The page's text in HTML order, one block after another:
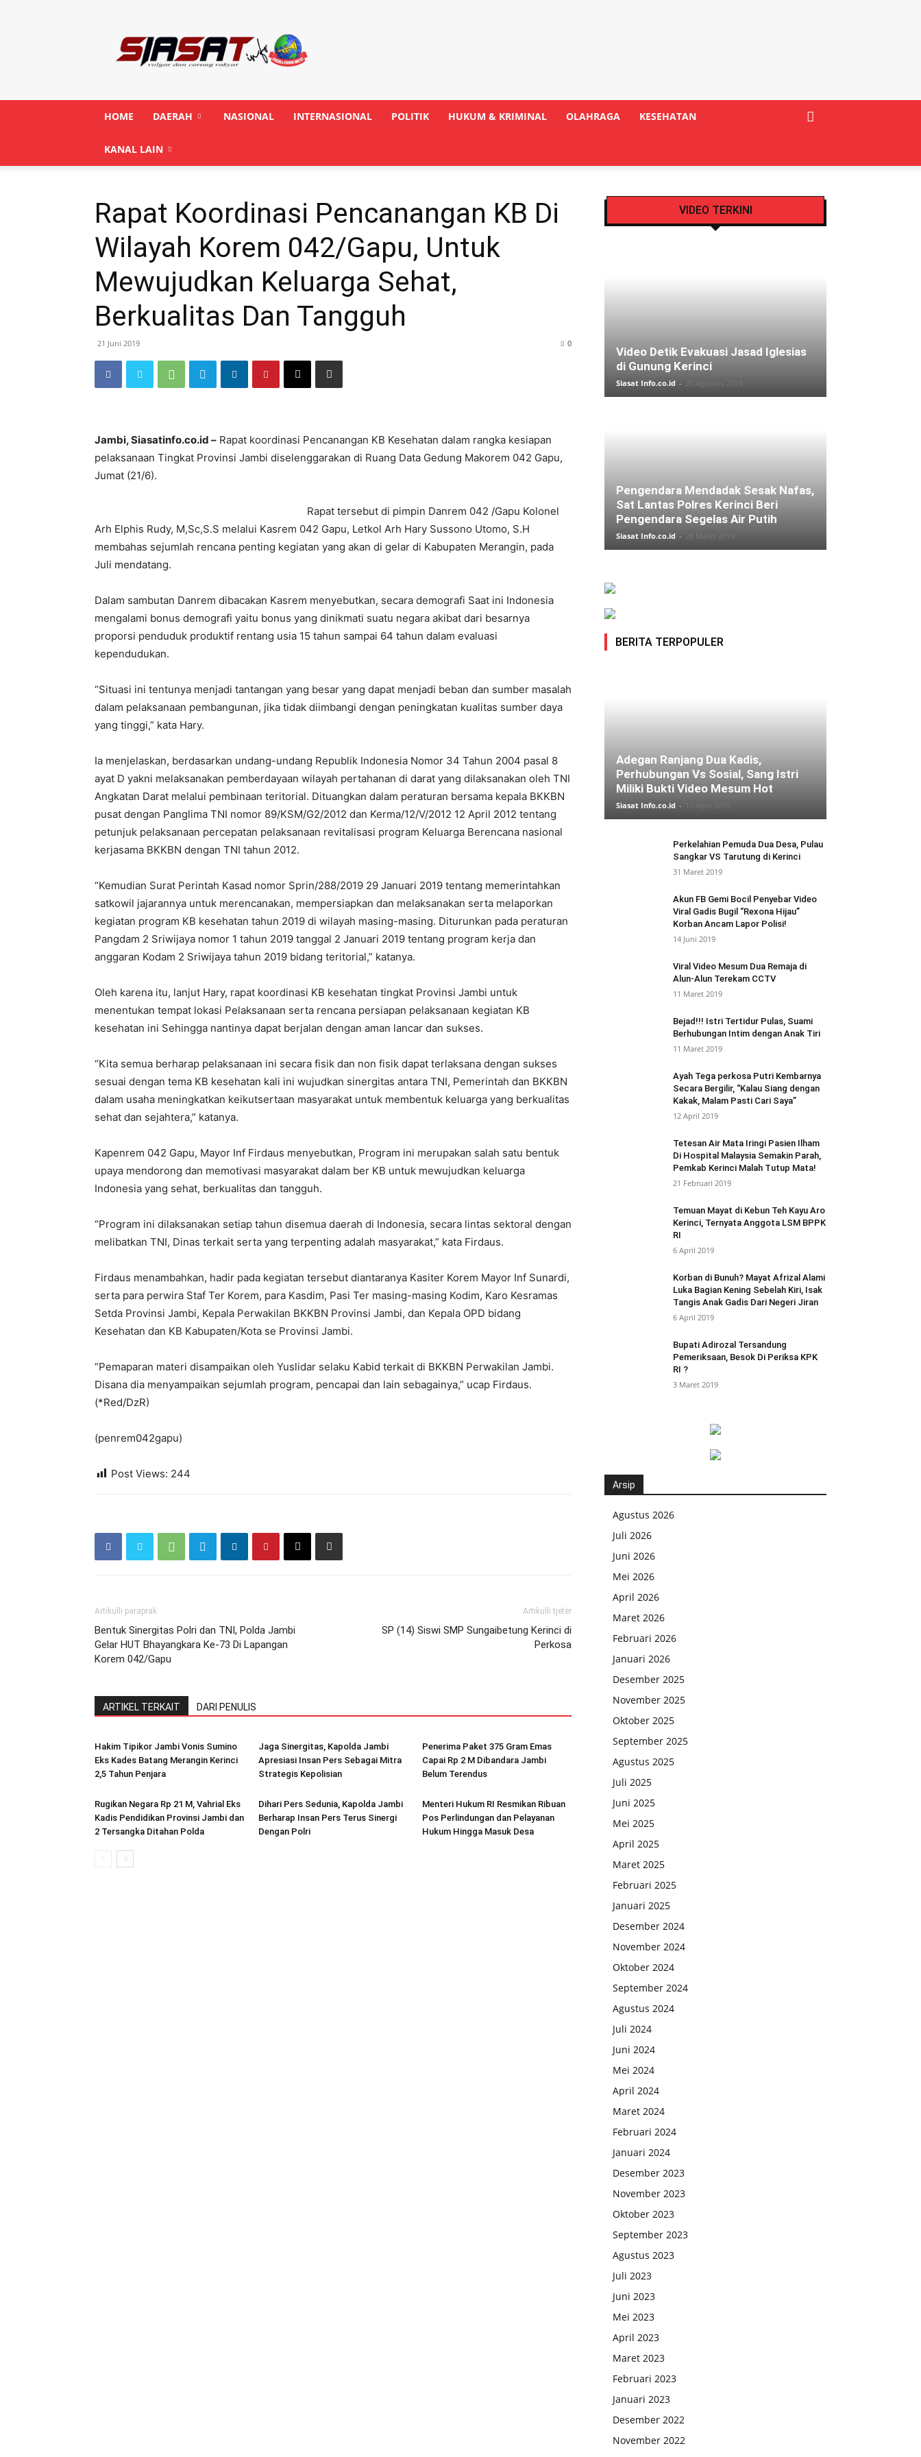
HOME DAERAH NASIONAL INTERNASIONAL POLITIK HUKUM & KRIMINAL OLAHRAGA KESEHATAN
KANAL LAIN
Rapat Koordinasi Pencanangan KB Di
Wilayah Korem 042/Gapu, Untuk
Mewujudkan Keluarga Sehat,
Berkualitas Dan Tangguh
21 Juni 2019 0
Jambi, Siasatinfo.co.id – Rapat koordinasi Pencanangan KB Kesehatan dalam rangka kesiapan
pelaksanaan Tingkat Provinsi Jambi diselenggarakan di Ruang Data Gedung Makorem 042 Gapu,
Jumat (21/6).
Rapat tersebut di pimpin Danrem 042 /Gapu Kolonel
Arh Elphis Rudy, M,Sc,S.S melalui Kasrem 042 Gapu, Letkol Arh Hary Sussono Utomo, S.H
membahas sejumlah rencana penting kegiatan yang akan di gelar di Kabupaten Merangin, pada
Juli mendatang.
Dalam sambutan Danrem dibacakan Kasrem menyebutkan, secara demografi Saat ini Indonesia
mengalami bonus demografi yaitu bonus yang dinikmati suatu negara akibat dari besarnya
proporsi penduduk produktif rentang usia 15 tahun sampai 64 tahun dalam evaluasi
kependudukan.
“Situasi ini tentunya menjadi tantangan yang besar yang dapat menjadi beban dan sumber masalah
dalam pelaksanaan pembangunan, jika tidak diimbangi dengan peningkatan kualitas sumber daya
yang tinggi,” kata Hary.
Ia menjelaskan, berdasarkan undang-undang Republik Indonesia Nomor 34 Tahun 2004 pasal 8
ayat D yakni melaksanakan pemberdayaan wilayah pertahanan di darat yang dilaksanakan oleh TNI
Angkatan Darat melalui pembinaan teritorial. Dituangkan dalam peraturan bersama kepala BKKBN
pusat dengan Panglima TNI nomor 89/KSM/G2/2012 dan Kerma/12/V/2012 12 April 2012 tentang
petunjuk pelaksanaan percepatan pelaksanaan revitalisasi program Keluarga Berencana nasional
kerjasama BKKBN dengan TNI tahun 2012.
“Kemudian Surat Perintah Kasad nomor Sprin/288/2019 29 Januari 2019 tentang memerintahkan
satkowil jajarannya untuk merencanakan, mempersiapkan dan melaksanakan serta melaporkan
kegiatan program KB kesehatan tahun 2019 di wilayah masing-masing. Diturunkan pada peraturan
Pangdam 2 Sriwijaya nomor 1 tahun 2019 tanggal 2 Januari 2019 tentang program kerja dan
anggaran Kodam 2 Sriwijaya tahun 2019 bidang teritorial,” katanya.
Oleh karena itu, lanjut Hary, rapat koordinasi KB kesehatan tingkat Provinsi Jambi untuk
menentukan tempat lokasi Pelaksanaan serta rencana persiapan pelaksanaan kegiatan KB
kesehatan ini Sehingga nantinya dapat berjalan dengan aman lancar dan sukses.
“Kita semua berharap pelaksanaan ini secara fisik dan non fisik dapat terlaksana dengan sukses
sesuai dengan tema KB kesehatan kali ini wujudkan sinergitas antara TNI, Pemerintah dan BKKBN
dalam usaha meningkatkan keikutsertaan masyarakat untuk membentuk keluarga yang berkualitas
sehat dan sejahtera,” katanya.
Kapenrem 042 Gapu, Mayor Inf Firdaus menyebutkan, Program ini merupakan salah satu bentuk
upaya mendorong dan memotivasi masyarakat dalam ber KB untuk mewujudkan keluarga
Indonesia yang sehat, berkualitas dan tangguh.
“Program ini dilaksanakan setiap tahun disemua daerah di Indonesia, secara lintas sektoral dengan
melibatkan TNI, Dinas terkait serta yang terpenting adalah masyarakat,” kata Firdaus.
Firdaus menambahkan, hadir pada kegiatan tersebut diantaranya Kasiter Korem Mayor Inf Sunardi,
serta para perwira Staf Ter Korem, para Kasdim, Pasi Ter masing-masing Kodim, Karo Kesramas
Setda Provinsi Jambi, Kepala Perwakilan BKKBN Provinsi Jambi, dan Kepala OPD bidang
Kesehatan dan KB Kabupaten/Kota se Provinsi Jambi.
“Pemaparan materi disampaikan oleh Yuslidar selaku Kabid terkait di BKKBN Perwakilan Jambi.
Disana dia menyampaikan sejumlah program, pencapai dan lain sebagainya,” ucap Firdaus.
(*Red/DzR)
(penrem042gapu)
Post Views: 244
Artikulli paraprak
Bentuk Sinergitas Polri dan TNI, Polda Jambi
Gelar HUT Bhayangkara Ke-73 Di Lapangan
Korem 042/Gapu
Artikulli tjetër
SP (14) Siswi SMP Sungaibetung Kerinci di
Perkosa
ARTIKEL TERKAIT DARI PENULIS
Hakim Tipikor Jambi Vonis Sumino
Eks Kades Batang Merangin Kerinci
2,5 Tahun Penjara
Jaga Sinergitas, Kapolda Jambi
Apresiasi Insan Pers Sebagai Mitra
Strategis Kepolisian
Penerima Paket 375 Gram Emas
Capai Rp 2 M Dibandara Jambi
Belum Terendus
Rugikan Negara Rp 21 M, Vahrial Eks
Kadis Pendidikan Provinsi Jambi dan
2 Tersangka Ditahan Polda
Dihari Pers Sedunia, Kapolda Jambi
Berharap Insan Pers Terus Sinergi
Dengan Polri
Menteri Hukum RI Resmikan Ribuan
Pos Perlindungan dan Pelayanan
Hukum Hingga Masuk Desa
VIDEO TERKINI
Video Detik Evakuasi Jasad Iglesias
di Gunung Kerinci
Siasat Info.co.id -
Pengendara Mendadak Sesak Nafas,
Sat Lantas Polres Kerinci Beri
Pengendara Segelas Air Putih
Siasat Info.co.id -
BERITA TERPOPULER
Adegan Ranjang Dua Kadis,
Perhubungan Vs Sosial, Sang Istri
Miliki Bukti Video Mesum Hot
Siasat Info.co.id -
Perkelahian Pemuda Dua Desa, Pulau
Sangkar VS Tarutung di Kerinci
31 Maret 2019
Akun FB Gemi Bocil Penyebar Video
Viral Gadis Bugil “Rexona Hijau”
Korban Ancam Lapor Polisi!
14 Juni 2019
Viral Video Mesum Dua Remaja di
Alun-Alun Terekam CCTV
11 Maret 2019
Bejad!!! Istri Tertidur Pulas, Suami
Berhubungan Intim dengan Anak Tiri
11 Maret 2019
Ayah Tega perkosa Putri Kembarnya
Secara Bergilir, “Kalau Siang dengan
Kakak, Malam Pasti Cari Saya”
12 April 2019
Tetesan Air Mata Iringi Pasien Ilham
Di Hospital Malaysia Semakin Parah,
Pemkab Kerinci Malah Tutup Mata!
21 Februari 2019
Temuan Mayat di Kebun Teh Kayu Aro
Kerinci, Ternyata Anggota LSM BPPK
RI
6 April 2019
Korban di Bunuh? Mayat Afrizal Alami
Luka Bagian Kening Sebelah Kiri, Isak
Tangis Anak Gadis Dari Negeri Jiran
6 April 2019
Bupati Adirozal Tersandung
Pemeriksaan, Besok Di Periksa KPK
RI ?
3 Maret 2019
Arsip
Agustus 2026
Juli 2026
Juni 2026
Mei 2026
April 2026
Maret 2026
Februari 2026
Januari 2026
Desember 2025
November 2025
Oktober 2025
September 2025
Agustus 2025
Juli 2025
Juni 2025
Mei 2025
April 2025
Maret 2025
Februari 2025
Januari 2025
Desember 2024
November 2024
Oktober 2024
September 2024
Agustus 2024
Juli 2024
Juni 2024
Mei 2024
April 2024
Maret 2024
Februari 2024
Januari 2024
Desember 2023
November 2023
Oktober 2023
September 2023
Agustus 2023
Juli 2023
Juni 2023
Mei 2023
April 2023
Maret 2023
Februari 2023
Januari 2023
Desember 2022
November 2022